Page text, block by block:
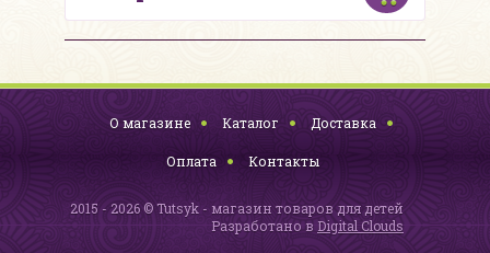
О магазине Каталог Доставка
Оплата Контакты
2015 - 2026 © Tutsyk - магазин товаров для детей
Разработано в Digital Clouds